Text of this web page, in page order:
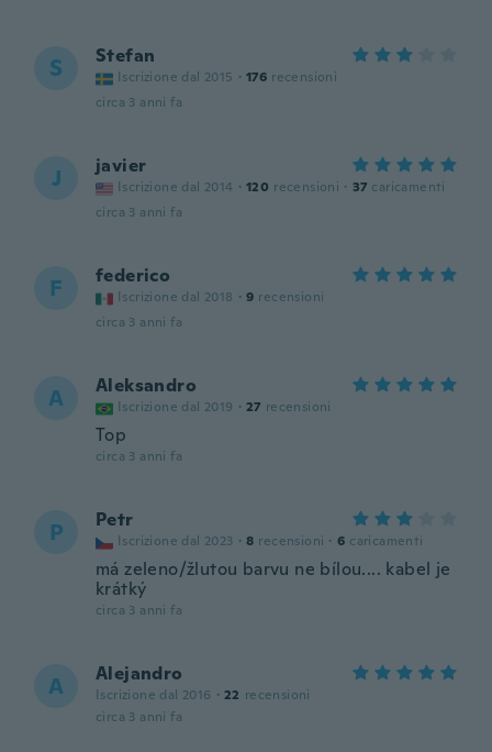
S Stefan
Iscrizione dal 2015 · 176 recensioni
circa 3 anni fa
J javier
Iscrizione dal 2014 · 120 recensioni · 37 caricamenti
circa 3 anni fa
F federico
Iscrizione dal 2018 · 9 recensioni
circa 3 anni fa
A Aleksandro
Iscrizione dal 2019 · 27 recensioni
Top
circa 3 anni fa
P Petr
Iscrizione dal 2023 · 8 recensioni · 6 caricamenti
má zeleno/žlutou barvu ne bílou.... kabel je
krátký
circa 3 anni fa
A Alejandro
Iscrizione dal 2016 · 22 recensioni
circa 3 anni fa